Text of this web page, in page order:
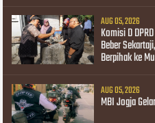
AUG 05, 2026
Komisi D
Beber
Berpihak ke
AUG 05, 2026
MBI Jogja